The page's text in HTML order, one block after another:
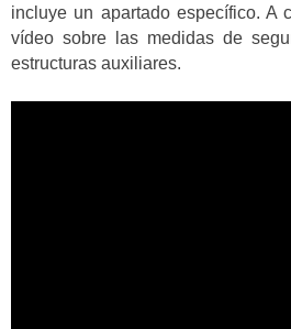
incluye un apartado específico. A
vídeo sobre las medidas de
estructuras auxiliares.